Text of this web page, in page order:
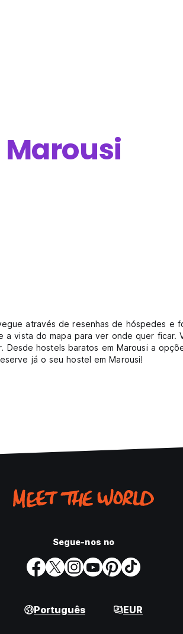
Marousi
através de resenhas de hóspedes e
vista do mapa para ver onde quer ficar.
hostels baratos em Marousi a
já o seu hostel em Marousi!
Segue-nos no
Português EUR